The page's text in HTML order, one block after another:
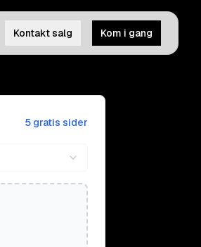
Kontakt salg Kom i gang
5 gratis sider